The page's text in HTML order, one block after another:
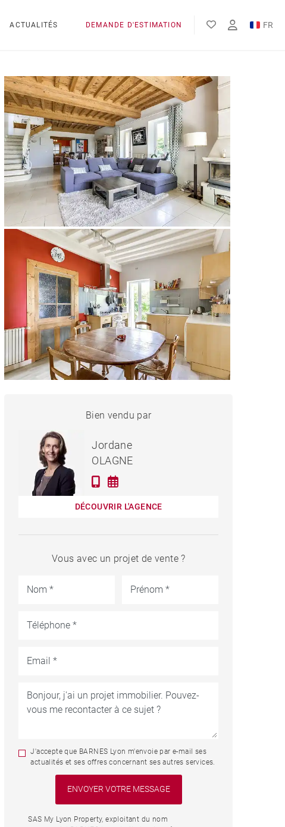
ACTUALITÉS DEMANDE D'ESTIMATION
FR
MAISON SAINTE-
CONSORCE - 195 M²
Bien vendu par
Jordane
OLAGNE
DÉCOUVRIR L'AGENCE
Vous avec un projet de vente ?
J'accepte que BARNES Lyon m'envoie par e-mail ses
actualités et ses offres concernant ses autres services.
SAS My Lyon Property, exploitant du nom